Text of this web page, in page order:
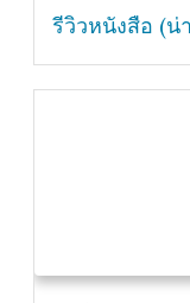
รีวิวหนังสือ (